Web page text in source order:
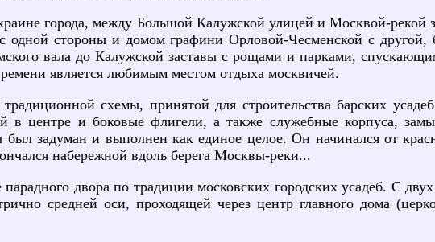
города, между Большой Калужской улицей и Москвой-
стороны и домом графини Орловой-Чесменской с другой,
вала до Калужской заставы с рощами и парками,
является любимым местом отдыха москвичей.
схемы, принятой для строительства барских
в центре и боковые флигели, а также служебные корпуса,
задуман и выполнен как единое целое. Он начинался от
набережной вдоль берега Москвы-реки...
двора по традиции московских городских усадеб. С
средней оси, проходящей через центр главного дома